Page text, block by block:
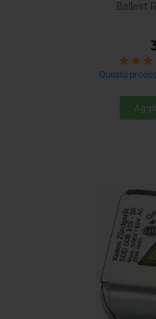
Ballast
star star star
Questo